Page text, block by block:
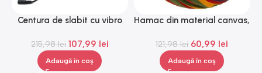
Centura de slabit cu vibro
telecomanda, negru
215,98lei 107,99 lei
Adaugă în coș
Hamac din material canvas,
121,98lei 60,99 lei
Adaugă în coș